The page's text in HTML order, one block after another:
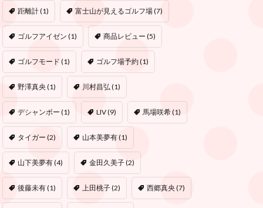
距離計(1) 富士山が見えるゴルフ場(7)
ゴルフアイゼン (1) 商品レビュー (5)
ゴルフモード (1) ゴルフ場予約(1)
野澤真央(1) 川村昌弘(1)
デシャンボー (1) LIV(9) 馬場咲希(1)
タイガー (2) 山本美夢有(1)
山下美夢有(4) 金田久美子(2)
後藤未有(1) 上田桃子(2) 西郷真央(7)